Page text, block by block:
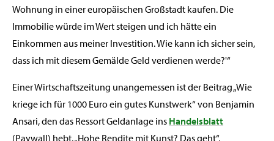
Wohnung in einer europäischen Großstadt kaufen. Die
Immobilie würde im Wert steigen und ich hätte ein
Einkommen aus meiner Investition. Wie kann ich sicher sein,
dass ich mit diesem Gemälde Geld verdienen werde?'“
Einer Wirtschaftszeitung unangemessen ist der Beitrag „Wie
kriege ich für 1000 Euro ein gutes Kunstwerk“ von Benjamin
Ansari, den das Ressort Geldanlage ins Handelsblatt
(Paywall) hebt. „Hohe Rendite mit Kunst? Das geht“,